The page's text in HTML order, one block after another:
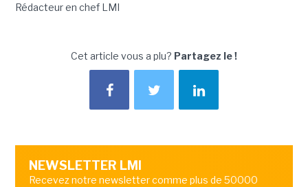
Rédacteur en chef LMI
Cet article vous a plu? Partagez le !
NEWSLETTER LMI
Recevez notre newsletter comme plus de 50000